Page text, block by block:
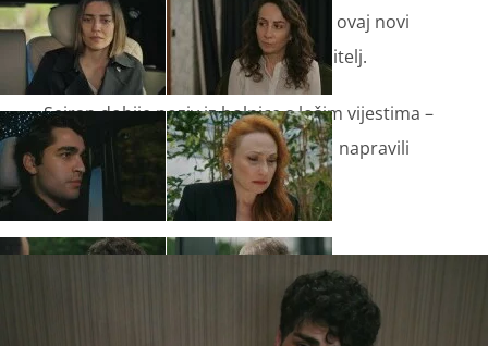
sam ima prijedlog za to kako riješiti ovaj novi
problem s kojim se suočila cijela obitelj.
Sejran dobije poziv iz bolnice s lošim vijestima –
mora se hitno javiti liječniku kako bi napravili
dodatne pretrage.